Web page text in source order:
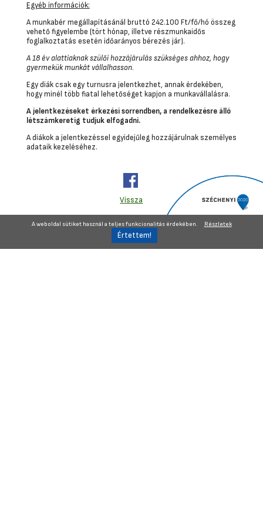
Egyéb információk:
A munkabér megállapításánál bruttó 242.100 Ft/fő/hó összeg
vehető figyelembe (tört hónap, illetve részmunkaidős
foglalkoztatás esetén időarányos bérezés jár).
A 18 év alattiaknak szülői hozzájárulás szükséges ahhoz, hogy
gyermekük munkát vállalhasson.
Egy diák csak egy turnusra jelentkezhet, annak érdekében,
hogy minél több fiatal lehetőséget kapjon a munkavállalásra.
A jelentkezéseket érkezési sorrendben, a rendelkezésre álló
létszámkeretig tudjuk elfogadni.
A diákok a jelentkezéssel egyidejűleg hozzájárulnak személyes
adataik kezeléséhez.
Vissza
A weboldal sütiket használ a teljes funkcionalitás érdekében. Részletek